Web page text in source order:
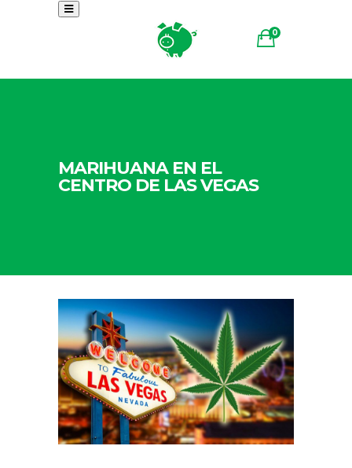
0
MARIHUANA EN EL
CENTRO DE LAS VEGAS